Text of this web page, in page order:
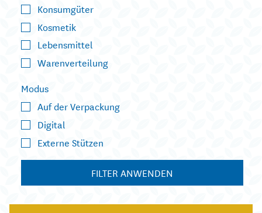
Konsumgüter
Kosmetik
Lebensmittel
Warenverteilung
Modus
Auf der Verpackung
Digital
Externe Stützen
FILTER ANWENDEN